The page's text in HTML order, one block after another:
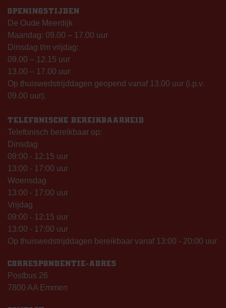
OPENINGSTIJDEN
De Oude Meerdijk
Maandag: 09.00 – 17.00 uur
Dinsdag t/m vrijdag:
09.00 – 12.15 uur
13.00 – 17.00 uur
Op thuiswedstrijddagen geopend vanaf 13.00 uur (i.p.v.
09.00 uur).
TELEFONISCHE BEREIKBAARHEID
Telefonisch bereikbaar op:
Dinsdag
09:00 - 12:15 uur
13:00 - 17:00 uur
Woensdag
13:00 - 17:00 uur
Vrijdag
09:00 - 12:15 uur
13:00 - 17:00 uur
Op thuiswedstrijddagen bereikbaar vanaf 13:00 - 20:00 uur
CORRESPONDENTIE-ADRES
Postbus 26
7800 AA Emmen